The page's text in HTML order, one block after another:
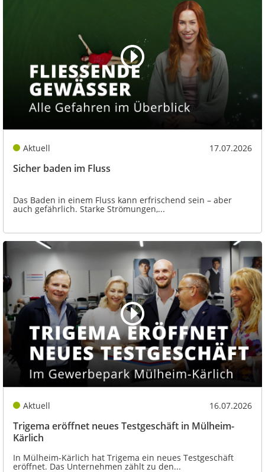
Aktuell 17.07.2026
Sicher baden im Fluss
Das Baden in einem Fluss kann erfrischend sein – aber
auch gefährlich. Starke Strömungen,...
Aktuell 16.07.2026
Trigema eröffnet neues Testgeschäft in Mülheim-
Kärlich
In Mülheim-Kärlich hat Trigema ein neues Testgeschäft
eröffnet. Das Unternehmen zählt zu den...